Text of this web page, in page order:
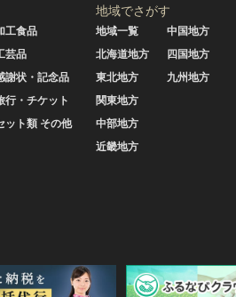
工食品
芸品
謝状・記念品
行・チケット
ット類 その他
地域でさがす
地域一覧
北海道地方
東北地方
関東地方
中部地方
近畿地方
中国地方
四国地方
九州地方